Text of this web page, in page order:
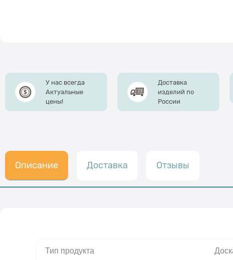
У нас всегда
Актуальные
цены!
Доставка
изделий по
России
Описание Доставка Отзывы
Тип продукта